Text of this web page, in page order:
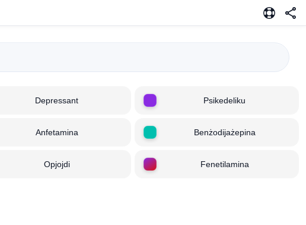
Depressant Psikedeliku
Anfetamina Benżodijażepina
Opjojdi Fenetilamina